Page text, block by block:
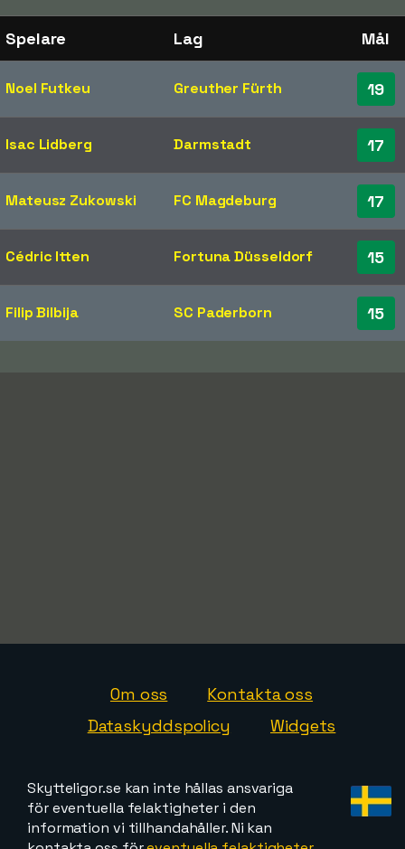
Spelare Lag Mål
Noel Futkeu Greuther Fürth 19
Isac Lidberg Darmstadt 17
Mateusz Zukowski FC Magdeburg 17
Cédric Itten Fortuna Düsseldorf 15
Filip Bilbija SC Paderborn 15
Om oss
Kontakta oss
Dataskyddspolicy
Widgets
Skytteligor.se kan inte hållas ansvariga
för eventuella felaktigheter i den
information vi tillhandahåller. Ni kan